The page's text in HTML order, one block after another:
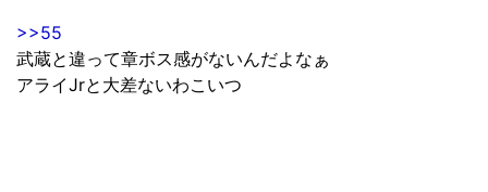
>>55
武蔵と違って章ボス感がないんだよなぁ
アライJrと大差ないわこいつ